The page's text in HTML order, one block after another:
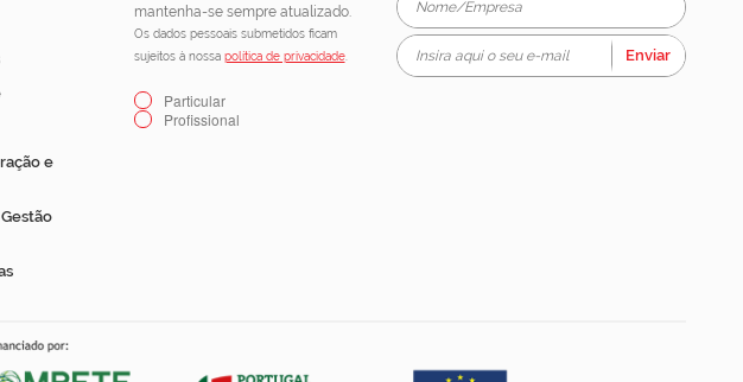
e
mantenha-se sempre atualizado.
Os dados pessoais submetidos ficam
sujeitos à nossa política de privacidade.
Particular
Profissional
Enviar